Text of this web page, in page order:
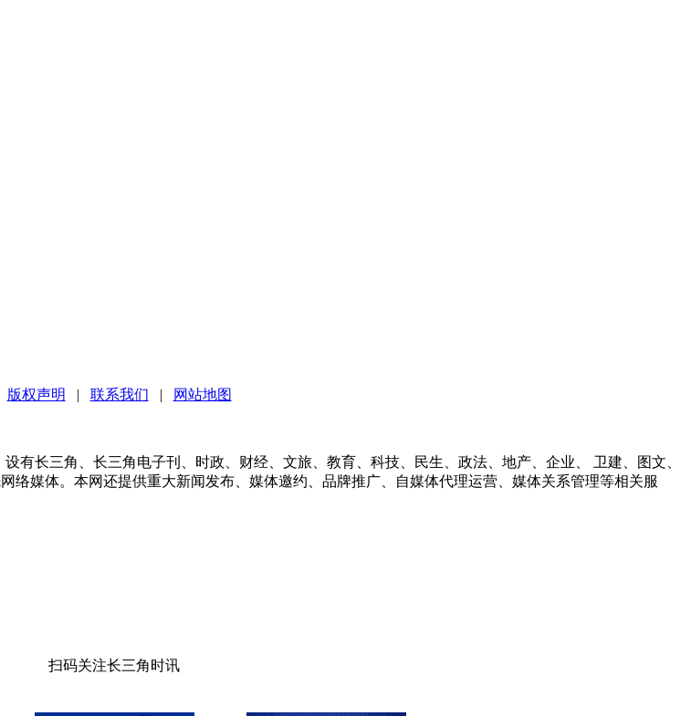
版权声明 | 联系我们 | 网站地图
有长三角、长三角电子刊、时政、财经、文旅、教育、科技、民生、政法、地产、企业、 卫建、图文、
媒体。本网还提供重大新闻发布、媒体邀约、品牌推广、自媒体代理运营、媒体关系管理等相关服
扫码关注长三角时讯